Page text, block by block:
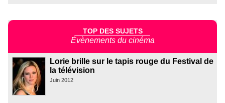
TOP DES SUJETS
Évènements du cinéma
Lorie brille sur le tapis rouge du Festival de
la télévision
Juin 2012